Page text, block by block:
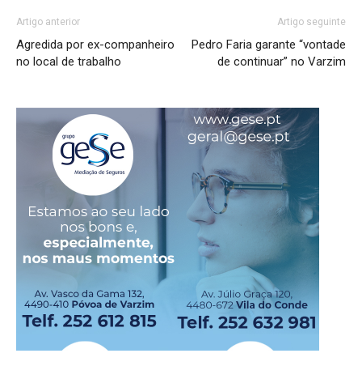
Artigo anterior
Agredida por ex-companheiro
no local de trabalho
Artigo seguinte
Pedro Faria garante “vontade
de continuar” no Varzim